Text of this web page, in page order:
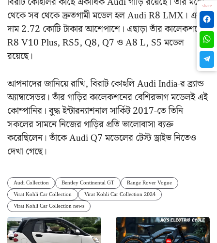
থেকে সব থেকে দ্রুতগামী মডেল হল Audi R8 LMX। এর
দাম 2.72 কোটি টাকার আশেপাশে। এছাড়া তাঁর কালেকশনে
R8 V10 Plus, RS5, Q8, Q7 ও A8 L, S5 মডেল
রয়েছে।
আপনাদের জানিয়ে রাখি, বিরাট কোহলি Audi India-র ব্র্যান্ড
অ্যাম্বাসেডর। তাঁর গাড়ির কালেকশনের বেশিরভাগ মডেলই এই
কোম্পানির। বুদ্ধ ইন্টারন্যাশনাল সার্কিট 2017-তে তিনি
সকলের সামনে নিজের গাড়ির প্রতি ভালোবাসা ব্যক্ত
করেছিলেন। তাঁকে Audi Q7 মডেলের টেস্ট ড্রাইভ নিতেও
দেখা গেছে।
Audi Collection Bentley Continental GT
Range Rover Vogue
Virat Kohli Car Collection
Virat Kohli Car Collection 2024
Virat Kohli Car Collection news
share